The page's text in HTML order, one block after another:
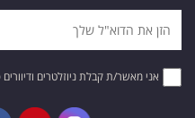
אני מאשר/ת קבלת ניוזלטרים